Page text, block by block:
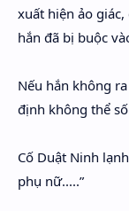
xuất hiện ảo
hắn đã bị buộc
Nếu hắn không
định không thể
Cố Duật Ninh
phụ nữ.....”